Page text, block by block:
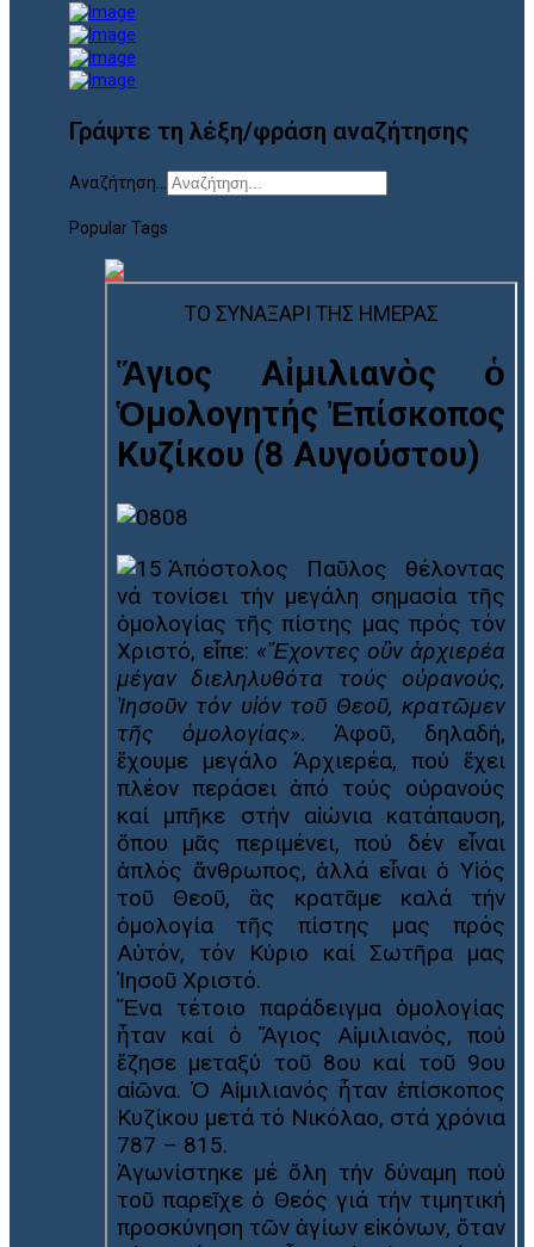
Γράψτε τη λέξη/φράση αναζήτησης
Αναζήτηση...
Popular Tags